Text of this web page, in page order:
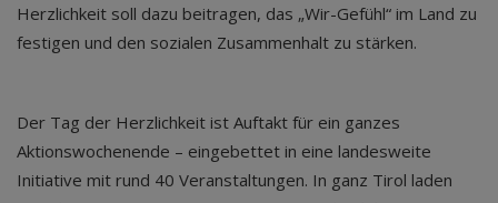
Herzlichkeit soll dazu beitragen, das „Wir-Gefühl“ im Land zu
festigen und den sozialen Zusammenhalt zu stärken.
Der Tag der Herzlichkeit ist Auftakt für ein ganzes
Aktionswochenende – eingebettet in eine landesweite
Initiative mit rund 40 Veranstaltungen. In ganz Tirol laden